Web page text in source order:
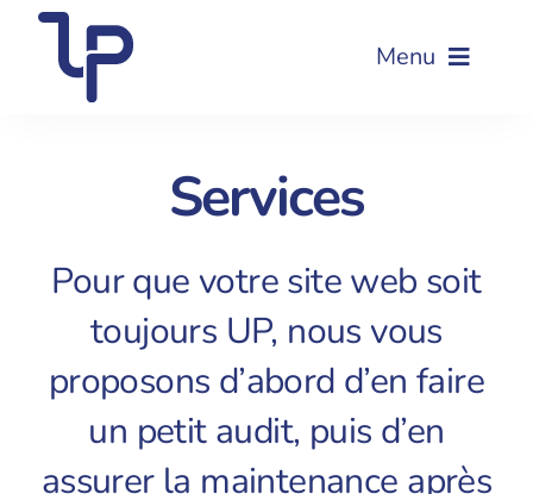
Passer
Menu
Nettoyage de site web
Maintenance de site web
Formation WordPress
Services
Pour que votre site web soit
toujours UP, nous vous
proposons d’abord d’en faire
un petitaudit, puis d’en
assurer la maintenance après